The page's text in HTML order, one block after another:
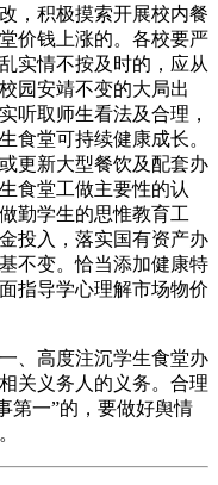
，积极摸索开展校内餐
价钱上涨的。各校要严
实情不按及时的，应从
园安靖不变的大局出
听取师生看法及合理，
食堂可持续健康成长。
更新大型餐饮及配套办
食堂工做主要性的认
勤学生的思惟教育工
投入，落实国有资产办
不变。恰当添加健康特
指导学心理解市场物价
高度注沉学生食堂办
关义务人的义务。合理
第一”的，要做好舆情